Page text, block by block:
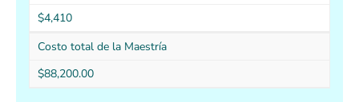
$4,410
Costo total de la Maestría
$88,200.00